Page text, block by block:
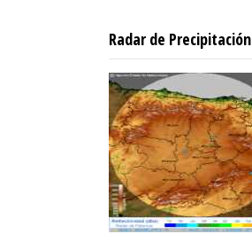
Radar de Precipitación